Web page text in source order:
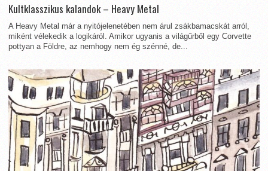
Kultklasszikus kalandok – Heavy Metal
A Heavy Metal már a nyitójelenetében nem árul zsákbamacskát arról,
miként vélekedik a logikáról. Amikor ugyanis a világűrből egy Corvette
pottyan a Földre, az nemhogy nem ég szénné, de...